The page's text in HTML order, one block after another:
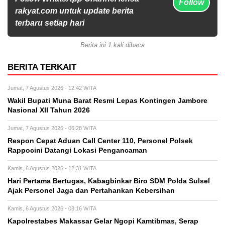
rakyat.com untuk update berita
terbaru setiap hari
Follow
Berita ini 1 kali dibaca
BERITA TERKAIT
Jumat, 7 Agustus 2026 - 12:42 WITA
Wakil Bupati Muna Barat Resmi Lepas Kontingen Jambore
Nasional XII Tahun 2026
Jumat, 7 Agustus 2026 - 06:28 WITA
Respon Cepat Aduan Call Center 110, Personel Polsek
Rappocini Datangi Lokasi Pengancaman
Kamis, 6 Agustus 2026 - 12:31 WITA
Hari Pertama Bertugas, Kabagbinkar Biro SDM Polda Sulsel
Ajak Personel Jaga dan Pertahankan Kebersihan
Kamis, 6 Agustus 2026 - 08:16 WITA
Kapolrestabes Makassar Gelar Ngopi Kamtibmas, Serap